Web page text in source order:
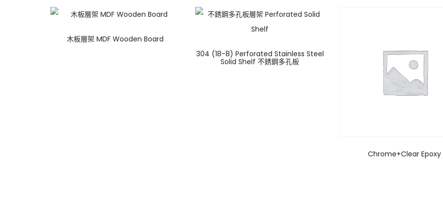
木板層架 MDF Wooden Board
304 (18-8) Perforated Stainless Steel
Solid Shelf 不銹鋼多孔板
Chrome+Clear Epoxy